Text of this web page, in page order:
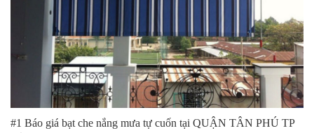
#1 Báo giá bạt che nắng mưa tự cuốn tại QUẬN TÂN PHÚ TP